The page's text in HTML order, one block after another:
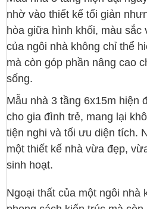
nhờ vào thiết kế tối giản
hòa giữa hình khối, màu sắc
của ngôi nhà không chỉ thể
mà còn góp phần nâng cao
sống.
Mẫu nhà 3 tầng 6x15m hiện
cho gia đình trẻ, mang lại
tiện nghi và tối ưu diện tích.
một thiết kế nhà vừa đẹp,
sinh hoạt.
Ngoại thất của một ngôi nhà